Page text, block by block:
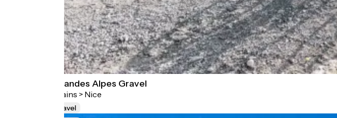
Route des Grandes Alpes Gravel
Thonon-les-Bains > Nice
Gravel